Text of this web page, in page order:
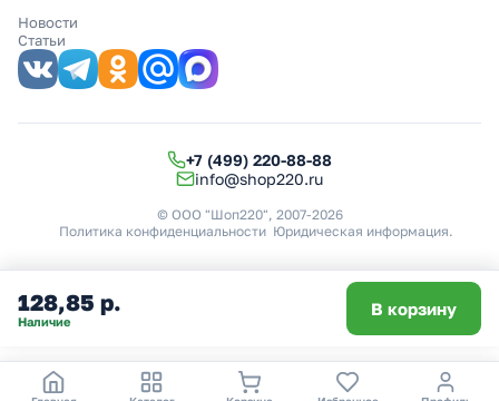
128,85 р.
Наличие
В корзину
Новости
Статьи
+7 (499) 220-88-88
info@shop220.ru
© ООО "Шоп220", 2007-2026
Политика конфиденциальности Юридическая информация.